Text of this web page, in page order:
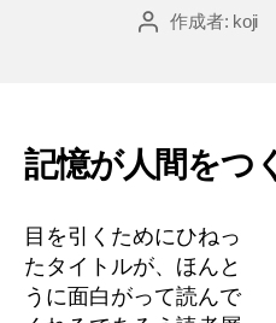
投
作成者: koji
記憶が人間をつ
目を引くためにひねっ
たタイトルが、ほんと
うに面白がって読んで